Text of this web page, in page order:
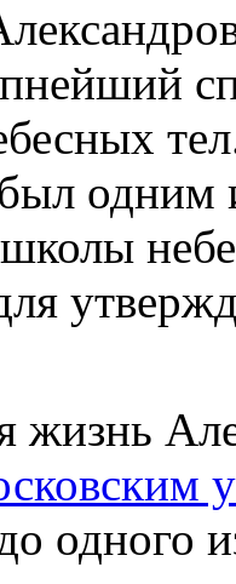
одним
жизнь
одного